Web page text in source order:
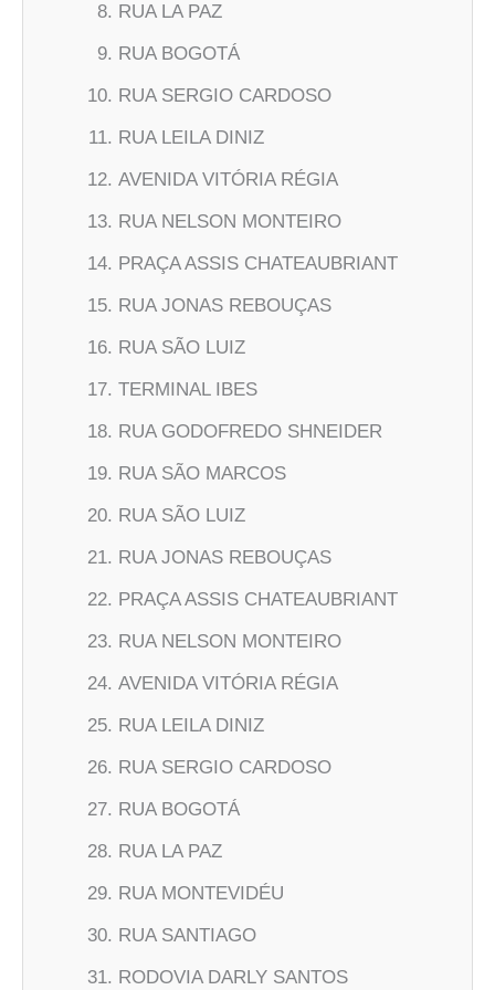
RUA LA PAZ
RUA BOGOTÁ
RUA SERGIO CARDOSO
RUA LEILA DINIZ
AVENIDA VITÓRIA RÉGIA
RUA NELSON MONTEIRO
PRAÇA ASSIS CHATEAUBRIANT
RUA JONAS REBOUÇAS
RUA SÃO LUIZ
TERMINAL IBES
RUA GODOFREDO SHNEIDER
RUA SÃO MARCOS
RUA SÃO LUIZ
RUA JONAS REBOUÇAS
PRAÇA ASSIS CHATEAUBRIANT
RUA NELSON MONTEIRO
AVENIDA VITÓRIA RÉGIA
RUA LEILA DINIZ
RUA SERGIO CARDOSO
RUA BOGOTÁ
RUA LA PAZ
RUA MONTEVIDÉU
RUA SANTIAGO
RODOVIA DARLY SANTOS